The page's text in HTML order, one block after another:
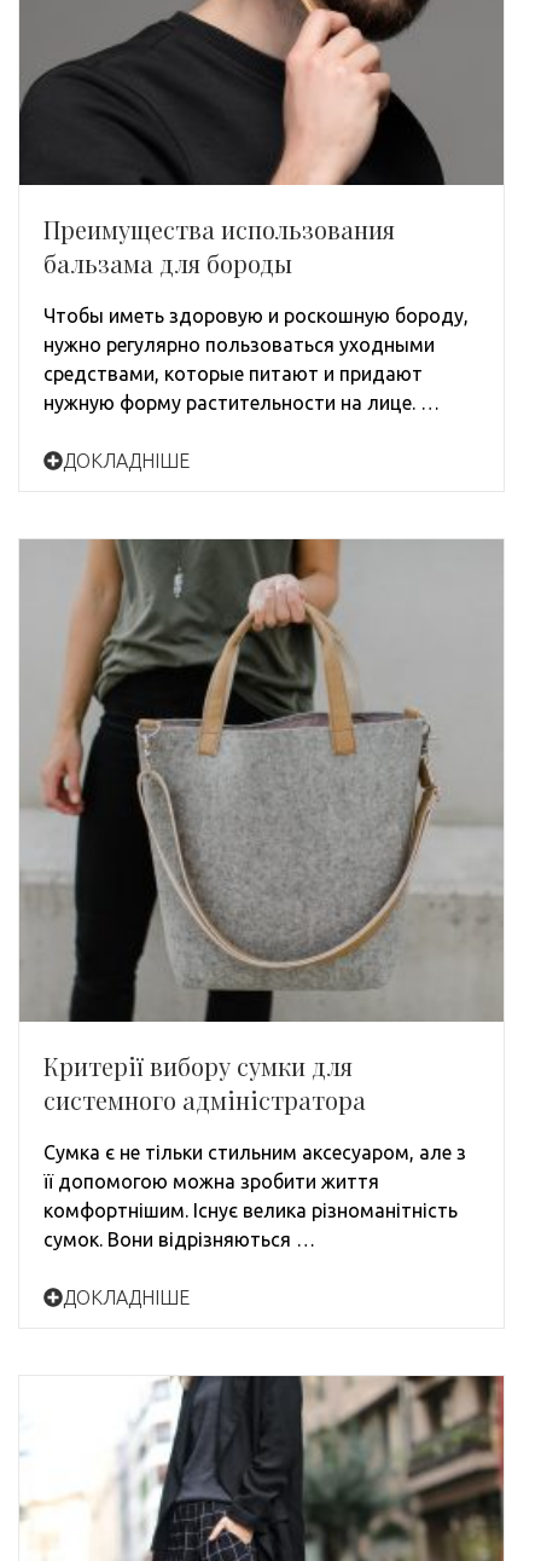
Преимущества использования
бальзама для бороды
Чтобы иметь здоровую и роскошную бороду,
нужно регулярно пользоваться уходными
средствами, которые питают и придают
нужную форму растительности на лице. …
ДОКЛАДНІШЕ
Критерії вибору сумки для
системного адміністратора
Сумка є не тільки стильним аксесуаром, але з
її допомогою можна зробити життя
комфортнішим. Існує велика різноманітність
сумок. Вони відрізняються …
ДОКЛАДНІШЕ